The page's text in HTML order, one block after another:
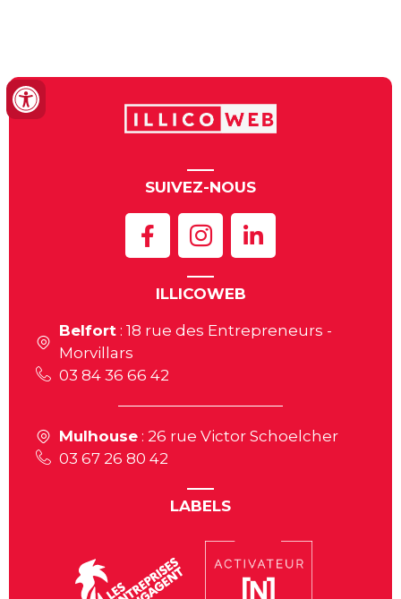
SUIVEZ-NOUS
ILLICOWEB
Belfort : 18 rue des Entrepreneurs -
Morvillars
03 84 36 66 42
Mulhouse : 26 rue Victor Schoelcher
03 67 26 80 42
LABELS